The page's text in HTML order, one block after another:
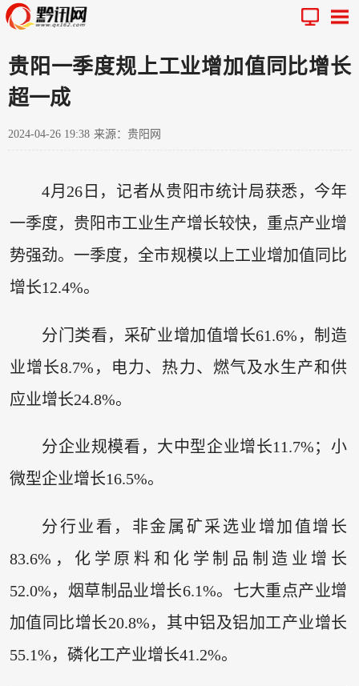
贵阳一季度规上工业增加值同比增长
超一成
2024-04-26 19:38 来源：贵阳网
4月26日，记者从贵阳市统计局获悉，今年
一季度，贵阳市工业生产增长较快，重点产业增
势强劲。一季度，全市规模以上工业增加值同比
增长12.4%。
分门类看，采矿业增加值增长61.6%，制造
业增长8.7%，电力、热力、燃气及水生产和供
应业增长24.8%。
分企业规模看，大中型企业增长11.7%；小
微型企业增长16.5%。
分行业看，非金属矿采选业增加值增长
83.6%，化学原料和化学制品制造业增长
52.0%，烟草制品业增长6.1%。七大重点产业增
加值同比增长20.8%，其中铝及铝加工产业增长
55.1%，磷化工产业增长41.2%。